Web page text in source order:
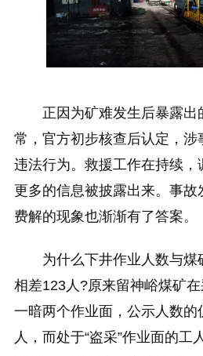
正因为矿难发生后暴露出
常，官方初步核查后认定，涉
违法行为。救援工作在持续，
更多的信息被披露出来。事故
费解的现象也渐渐有了答案。
为什么下井作业人数与
相差123人?原来留神峪煤矿
一暗两个作业面，公示人数的
人，而处于“盗采”作业面的工